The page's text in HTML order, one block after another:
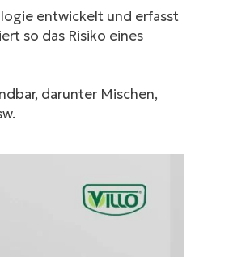
entwickelt und erfasst
so das Risiko eines
darunter Mischen,